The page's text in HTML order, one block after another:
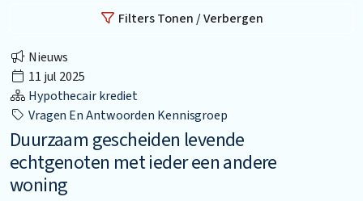
Filters Tonen / Verbergen
Nieuws
11 jul 2025
Hypothecair krediet
Vragen En Antwoorden Kennisgroep
Duurzaam gescheiden levende
echtgenoten met ieder een andere
woning